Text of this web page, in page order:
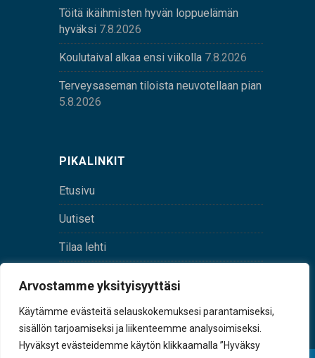
Arvostamme yksityisyyttäsi
Käytämme evästeitä selauskokemuksesi parantamiseksi,
sisällön tarjoamiseksi ja liikenteemme analysoimiseksi.
Hyväksyt evästeidemme käytön klikkaamalla ”Hyväksy
Töitä ikäihmisten hyvän loppuelämän
hyväksi 7.8.2026
Koulutaival alkaa ensi viikolla 7.8.2026
Terveysaseman tiloista neuvotellaan pian
5.8.2026
PIKALINKIT
Etusivu
Uutiset
Tilaa lehti